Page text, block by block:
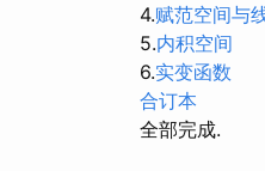
4.赋范空间与
5.内积空间
6.实变函数
合订本
全部完成.